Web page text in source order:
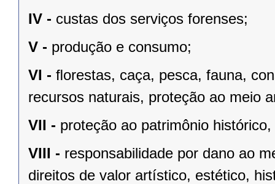
IV - custas dos serviços forenses;
V - produção e consumo;
VI - ﬂorestas, caça, pesca, fauna,
recursos naturais, proteção ao meio
VII - proteção ao patrimônio
VIII - responsabilidade por dano ao
direitos de valor artístico, estético,